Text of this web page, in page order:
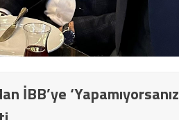
İBB’ye ‘Yapamıyorsanız